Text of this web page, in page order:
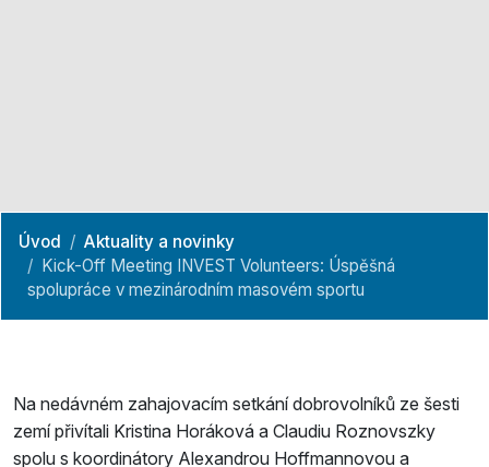
Úvod
Aktuality a novinky
Kick-Off Meeting INVEST Volunteers: Úspěšná
spolupráce v mezinárodním masovém sportu
Na nedávném zahajovacím setkání dobrovolníků ze šesti
zemí přivítali Kristina Horáková a Claudiu Roznovszky
spolu s koordinátory Alexandrou Hoffmannovou a